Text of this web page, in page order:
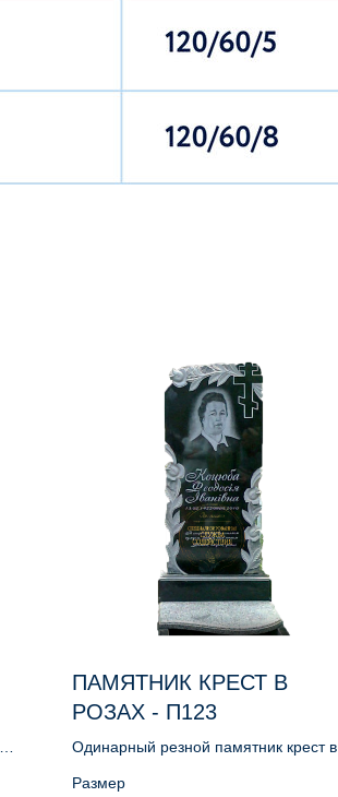
ПАМЯТНИК КРЕСТ В
РОЗАХ - П123
Одинарный резной памятник крест в
Размер